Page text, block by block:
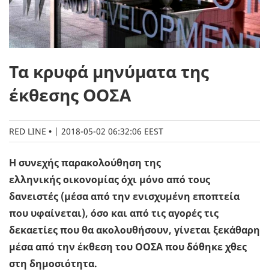
Τα κρυφά μηνύματα της
έκθεσης ΟΟΣΑ
RED LINE | 2018-05-02 06:32:06 EEST
Η συνεχής παρακολούθηση της
ελληνικής οικονομίας όχι μόνο από τους
δανειστές (μέσα από την ενισχυμένη εποπτεία
που υφαίνεται), όσο και από τις αγορές τις
δεκαετίες που θα ακολουθήσουν, γίνεται ξεκάθαρη
μέσα από την έκθεση του ΟΟΣΑ που δόθηκε χθες
στη δημοσιότητα.